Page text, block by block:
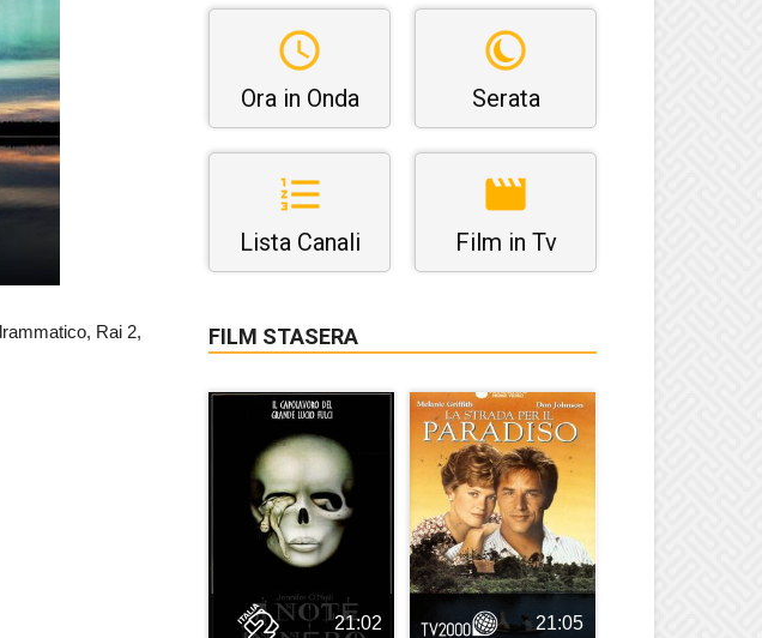
Rai 2,
Ora in Onda Serata
Lista Canali Film in Tv
FILM STASERA
21:02 21:05